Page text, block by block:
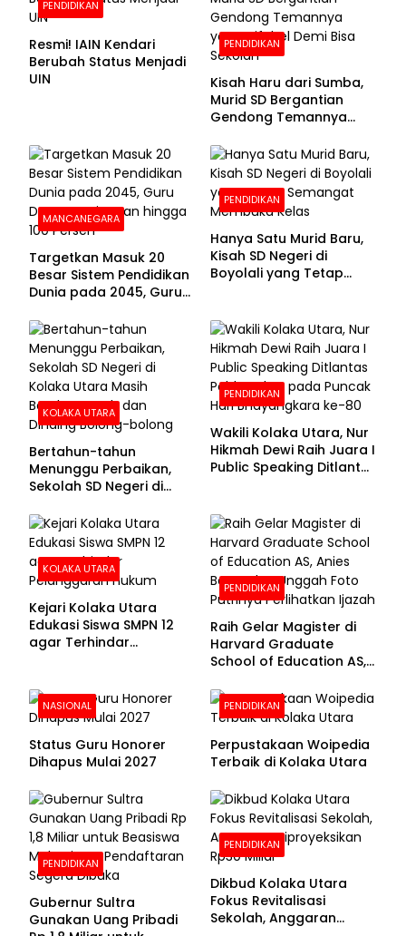
PENDIDIKAN
Resmi! IAIN Kendari
Berubah Status Menjadi
UIN
PENDIDIKAN
Kisah Haru dari Sumba,
Murid SD Bergantian
Gendong Temannya
Sekolah
MANCANEGARA
Targetkan Masuk 20
Besar Sistem Pendidikan
Dunia pada 2045, Guru
100 Persen
PENDIDIKAN
Hanya Satu Murid Baru,
Kisah SD Negeri di
Boyolali yang Tetap
KOLAKA UTARA
Bertahun-tahun
Menunggu Perbaikan,
Sekolah SD Negeri di
Beralas Tanah dan
Dinding Bolong-bolong
PENDIDIKAN
Wakili Kolaka Utara, Nur
Hikmah Dewi Raih Juara I
Public Speaking Ditlantas
Bhayangkara ke-80
KOLAKA UTARA
Kejari Kolaka Utara
Edukasi Siswa SMPN 12
agar Terhindar
PENDIDIKAN
Raih Gelar Magister di
Harvard Graduate
School of Education AS,
Foto Putrinya Perlihatkan
Ijazah
NASIONAL
Status Guru Honorer
Dihapus Mulai 2027
PENDIDIKAN
Perpustakaan Woipedia
Terbaik di Kolaka Utara
PENDIDIKAN
Gubernur Sultra
Gunakan Uang Pribadi
PENDIDIKAN
Dikbud Kolaka Utara
Fokus Revitalisasi
Sekolah, Anggaran